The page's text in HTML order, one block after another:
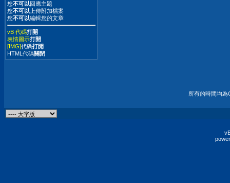
您不可以回應主題
您不可以 上傳附加檔案
您不可以編輯您的文章
vB 代碼打開
表情圖示打開
[IMG]代碼打開
HTML代碼關閉
所有的時間均為